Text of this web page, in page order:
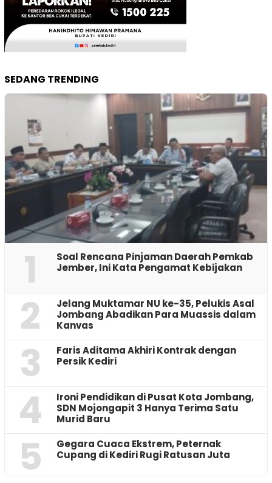
SEDANG TRENDING
1
‎Soal Rencana Pinjaman Daerah Pemkab
Jember, Ini Kata Pengamat Kebijakan ‎
2
Jelang Muktamar NU ke-35, Pelukis Asal
Jombang Abadikan Para Muassis dalam
Kanvas
3
Faris Aditama Akhiri Kontrak dengan
Persik Kediri
4
Ironi Pendidikan di Pusat Kota Jombang,
SDN Mojongapit 3 Hanya Terima Satu
Murid Baru
5
‎Gegara Cuaca Ekstrem, Peternak
Cupang di Kediri Rugi Ratusan Juta